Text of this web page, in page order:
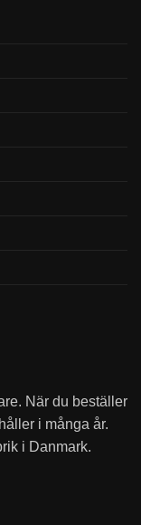
När du beställer
i många år.
i Danmark.